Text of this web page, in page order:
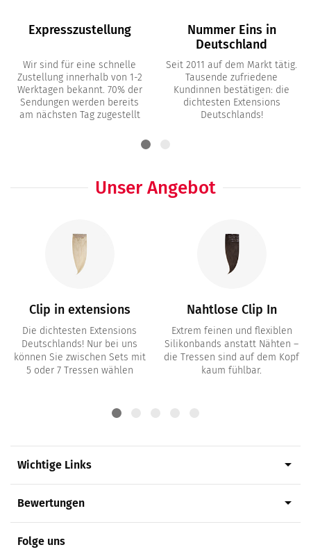
Expresszustellung
Wir sind für eine schnelle
Zustellung innerhalb von 1-2
Werktagen bekannt. 70% der
Sendungen werden bereits
am nächsten Tag zugestellt
Nummer Eins in
Deutschland
Seit 2011 auf dem Markt tätig.
Tausende zufriedene
Kundinnen bestätigen: die
dichtesten Extensions
Deutschlands!
Unser Angebot
Clip in extensions
Die dichtesten Extensions
Deutschlands! Nur bei uns
können Sie zwischen Sets mit
5 oder 7 Tressen wählen
Nahtlose Clip In
Extrem feinen und flexiblen
Silikonbands anstatt Nähten –
die Tressen sind auf dem Kopf
kaum fühlbar.
Wichtige Links arrow_drop_down
Folge uns
Bewertungen arrow_drop_down